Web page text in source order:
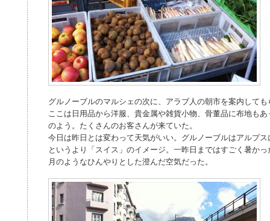
グルノーブルのマルシェの次に、アラブ人の朝市を案内しても
ここは日用品から洋服、貴金属や雑貨小物、骨董品に布地も
のよう。たくさんのお客さんが来ていた。
今日は昨日とは変わって天気がいい。グルノーブルはアルプ
というより「スイス」のイメージ。一昨日まではすごく暑か
月のようなひんやりとした澄んだ空気だった。